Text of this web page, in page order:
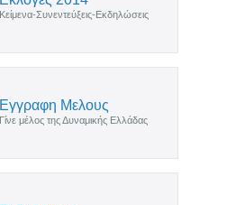
Κείμενα-Συνεντεύξεις-Εκδηλώσεις
Εγγραφη Μελους
Γίνε μέλος της Δυναμικής Ελλάδας